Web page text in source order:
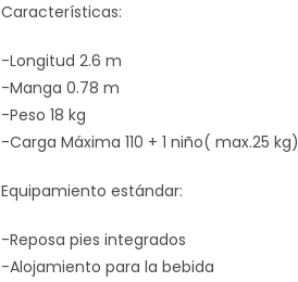
Características:
-Longitud 2.6 m
-Manga 0.78 m
-Peso 18 kg
-Carga Máxima 110 + 1 niño( max.25 kg)
Equipamiento estándar:
-Reposa pies integrados
-Alojamiento para la bebida